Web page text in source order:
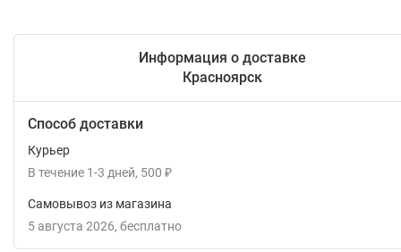
Информация о доставке
Красноярск
Способ доставки
Курьер
В течение 1-3 дней 500 ₽
Самовывоз из магазина
5 августа 2026
Бесплатно